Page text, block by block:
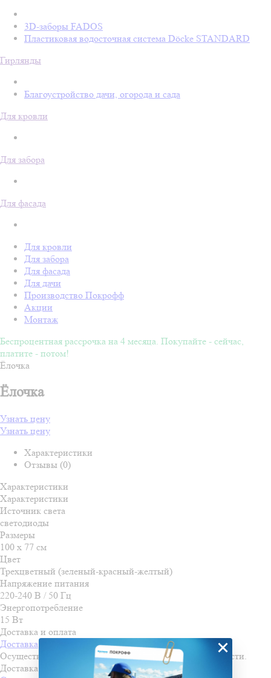
3D-заборы FADOS
Пластиковая водосточная система Döcke STANDARD
Гирлянды
Благоустройство дачи, огорода и сада
Для кровли
Для забора
Для фасада
Для кровли
Для забора
Для фасада
Для дачи
Производство Покрофф
Акции
Монтаж
Беспроцентная рассрочка на 4 месяца. Покупайте - сейчас,
платите - потом!
Ёлочка
Ёлочка
Узнать цену
Узнать цену
Характеристики
Отзывы (0)
Характеристики
Характеристики
Источник света
светодиоды
Размеры
100 х 77 см
Цвет
Трехцветный (зеленый-красный-желтый)
Напряжение питания
220-240 В / 50 Гц
Энергопотребление
15 Вт
Доставка и оплата
Доставка
Осуществляем доставку во все города Пензенской области.
Доставка осуществляется по льготной стоимости!
×